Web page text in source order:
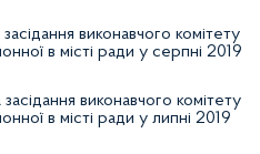
виконавчого комітету
в місті ради у серпні 2019
виконавчого комітету
в місті ради у липні 2019